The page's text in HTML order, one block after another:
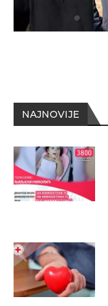
NAJNOVIJE